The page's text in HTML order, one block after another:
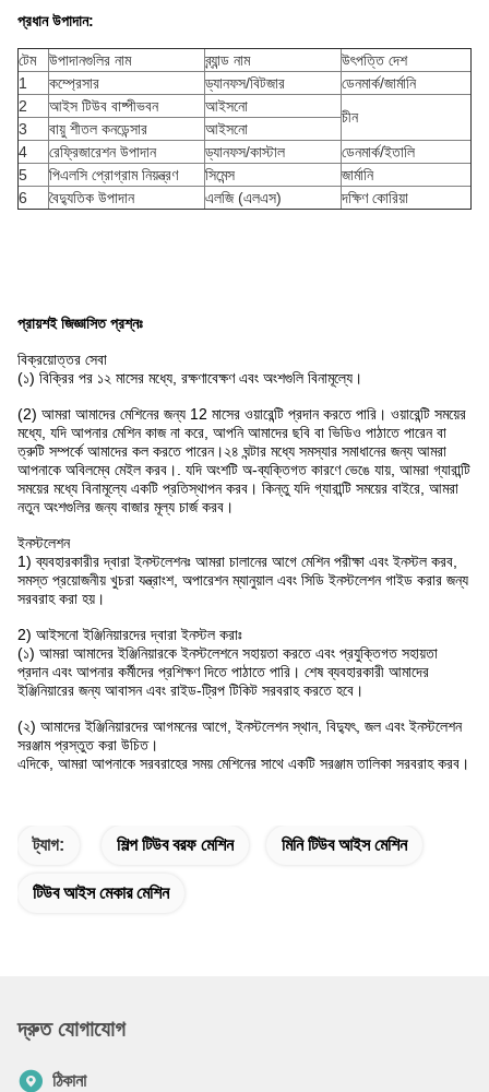
প্রধান উপাদান:
টেম উপাদানগুলির নাম ব্র্যান্ড নাম
উৎপত্তি দেশ
1
কম্প্রেসার ড্যানফস/বিটজার
ডেনমার্ক/জার্মানি
2
আইস টিউব বাষ্পীভবন আইসনো
চীন
3 বায়ু শীতল কনডেন্সার
আইসনো
4
রেফ্রিজারেশন উপাদান ড্যানফস/কাস্টাল
ডেনমার্ক/ইতালি
5
পিএলসি প্রোগ্রাম নিয়ন্ত্রণ সিমেন্স
জার্মানি
6
বৈদ্যুতিক উপাদান এলজি (এলএস) দক্ষিণ কোরিয়া
প্রায়শই জিজ্ঞাসিত প্রশ্নঃ
বিক্রয়োত্তর সেবা
(১) বিক্রির পর ১২ মাসের মধ্যে, রক্ষণাবেক্ষণ এবং অংশগুলি বিনামূল্যে।
(2) আমরা আমাদের মেশিনের জন্য 12 মাসের ওয়ারেন্টি প্রদান করতে পারি। ওয়ারেন্টি সময়ের
মধ্যে, যদি আপনার মেশিন কাজ না করে, আপনি আমাদের ছবি বা ভিডিও পাঠাতে পারেন বা
ত্রুটি সম্পর্কে আমাদের কল করতে পারেন।২৪ ঘন্টার মধ্যে সমস্যার সমাধানের জন্য আমরা
আপনাকে অবিলম্বে মেইল করব।. যদি অংশটি অ-ব্যক্তিগত কারণে ভেঙে যায়, আমরা গ্যারান্টি
সময়ের মধ্যে বিনামূল্যে একটি প্রতিস্থাপন করব। কিন্তু যদি গ্যারান্টি সময়ের বাইরে, আমরা
নতুন অংশগুলির জন্য বাজার মূল্য চার্জ করব।
ইনস্টলেশন
1) ব্যবহারকারীর দ্বারা ইনস্টলেশনঃ আমরা চালানের আগে মেশিন পরীক্ষা এবং ইনস্টল করব,
সমস্ত প্রয়োজনীয় খুচরা যন্ত্রাংশ, অপারেশন ম্যানুয়াল এবং সিডি ইনস্টলেশন গাইড করার জন্য
সরবরাহ করা হয়।
2) আইসনো ইঞ্জিনিয়ারদের দ্বারা ইনস্টল করাঃ
(১) আমরা আমাদের ইঞ্জিনিয়ারকে ইনস্টলেশনে সহায়তা করতে এবং প্রযুক্তিগত সহায়তা
প্রদান এবং আপনার কর্মীদের প্রশিক্ষণ দিতে পাঠাতে পারি। শেষ ব্যবহারকারী আমাদের
ইঞ্জিনিয়ারের জন্য আবাসন এবং রাইড-ট্রিপ টিকিট সরবরাহ করতে হবে।
(২) আমাদের ইঞ্জিনিয়ারদের আগমনের আগে, ইনস্টলেশন স্থান, বিদ্যুৎ, জল এবং ইনস্টলেশন
সরঞ্জাম প্রস্তুত করা উচিত।
এদিকে, আমরা আপনাকে সরবরাহের সময় মেশিনের সাথে একটি সরঞ্জাম তালিকা সরবরাহ করব।
ট্যাগ: শিল্প টিউব বরফ মেশিন মিনি টিউব আইস মেশিন
টিউব আইস মেকার মেশিন
দ্রুত যোগাযোগ
ঠিকানা